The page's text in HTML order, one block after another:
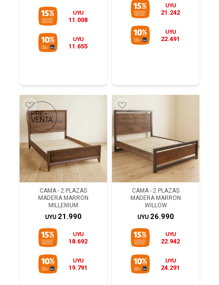
UYU
11.008
UYU
11.655
UYU
21.242
UYU
22.491
CAMA - 2 PLAZAS
MADERA MARRON
MILLENIUM
UYU 21.990
UYU
18.692
UYU
19.791
CAMA - 2 PLAZAS
MADERA MARRON
WILLOW
UYU 26.990
UYU
22.942
UYU
24.291